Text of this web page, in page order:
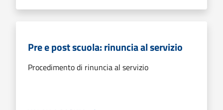
Pre e post scuola: rinuncia al servizio
Procedimento di rinuncia al servizio